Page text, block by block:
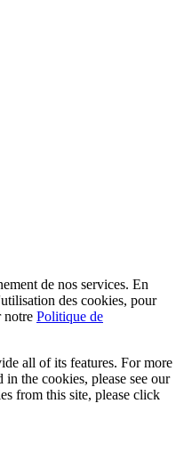
de nos services. En
des cookies, pour
notre Politique de
all of its features. For more
the cookies, please see our
from this site, please click